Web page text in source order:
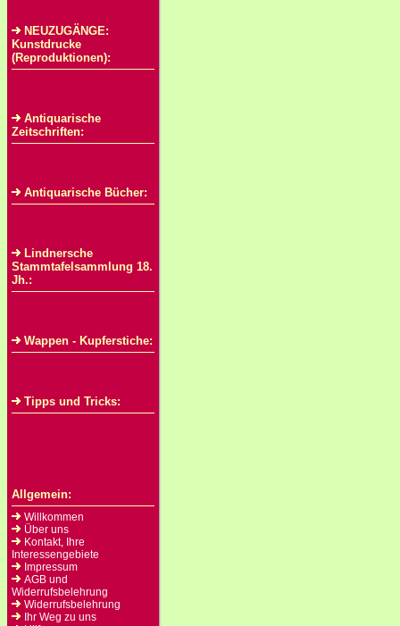
NEUZUGÄNGE:
Kunstdrucke
(Reproduktionen):
Antiquarische
Zeitschriften:
Antiquarische Bücher:
Lindnersche
Stammtafelsammlung 18.
Jh.:
Wappen - Kupferstiche:
Tipps und Tricks:
Allgemein:
Willkommen
Über uns
Kontakt, Ihre
Interessengebiete
Impressum
AGB und
Widerrufsbelehrung
Widerrufsbelehrung
Ihr Weg zu uns